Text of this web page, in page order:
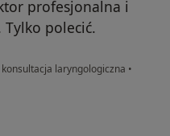
profesjonalna i
Tylko polecić.
konsultacja laryngologiczna •